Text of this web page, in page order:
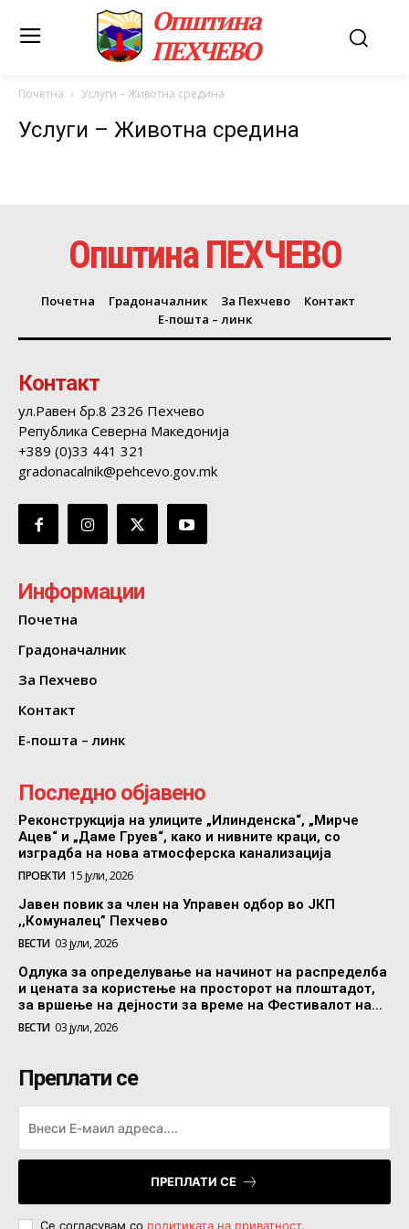
Општина
ПЕХЧЕВО
Почетна Услуги – Животна средина
Услуги – Животна средина
Општина ПЕХЧЕВО
Почетна Градоначалник За Пехчево
Контакт
Е-пошта – линк
Контакт
ул.Равен бр.8 2326 Пехчево
Република Северна Македонија
+389 (0)33 441 321
gradonacalnik@pehcevo.gov.mk
Информации
Почетна
Градоначалник
За Пехчево
Контакт
Е-пошта – линк
Последно објавено
Реконструкција на улиците „Илинденска“, „Мирче
Ацев“ и „Даме Груев“, како и нивните краци, со
изградба на нова атмосферска канализација
ПРОЕКТИ 15 јули, 2026
Јавен повик за член на Управен одбор во ЈКП
,,Комуналец” Пехчево
ВЕСТИ 03 јули, 2026
Одлука за определување на начинот на распределба
и цената за користење на просторот на плоштадот,
за вршење на дејности за време на Фестивалот на...
ВЕСТИ 03 јули, 2026
Преплати се
ПРЕПЛАТИ СЕ
Се согласувам со политиката на приватност.